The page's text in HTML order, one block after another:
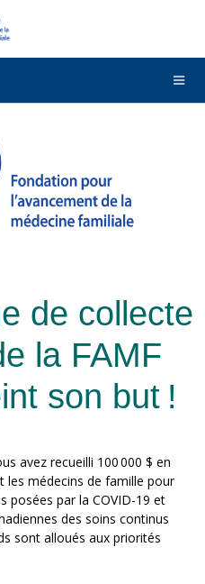
English
de collecte
la FAMF
son but !
avez recueilli 100 000 $ en
les médecins de famille pour
posées par la COVID-19 et
des soins continus
sont alloués aux priorités